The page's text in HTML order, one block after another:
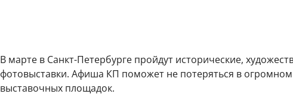
В марте в Санкт-Петербурге пройдут исторические,
фотовыставки. Афиша КП поможет не потеряться в
выставочных площадок.